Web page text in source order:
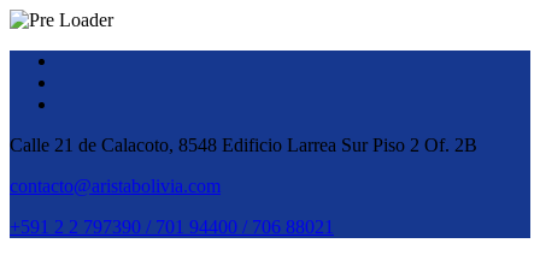
Calle 21 de Calacoto, 8548 Edificio Larrea Sur Piso 2 Of. 2B
contacto@aristabolivia.com
+591 2 2 797390 / 701 94400 / 706 88021